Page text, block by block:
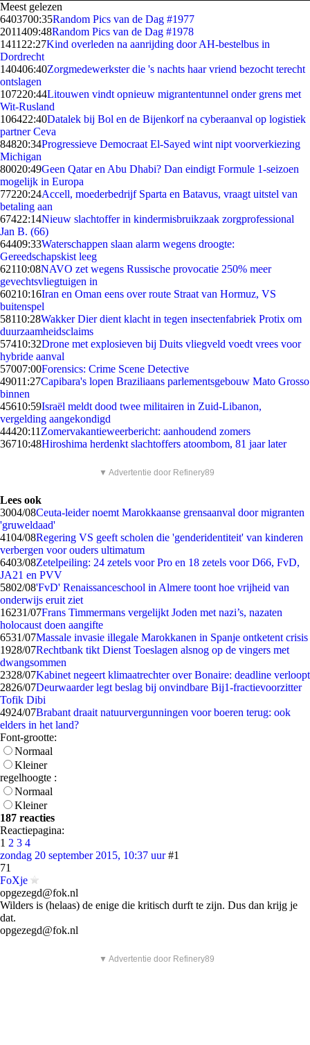
Meest gelezen
6403700:35Random Pics van de Dag #1977
2011409:48Random Pics van de Dag #1978
1411 22:27Kind overleden na aanrijding door AH-bestelbus in
Dordrecht
140406:40Zorgmedewerkster die 's nachts haar vriend bezocht terecht
ontslagen
107220:44Litouwen vindt opnieuw migrantentunnel onder grens met
Wit-Rusland
106422:40Datalek bij Bol en de Bijenkorf na cyberaanval op logistiek
partner Ceva
84820:34Progressieve Democraat El-Sayed wint nipt voorverkiezing
Michigan
80020:49Geen Qatar en Abu Dhabi? Dan eindigt Formule 1-seizoen
mogelijk in Europa
77220:24Accell, moederbedrijf Sparta en Batavus, vraagt uitstel van
betaling aan
67422:14Nieuw slachtoffer in kindermisbruikzaak zorgprofessional
Jan B. (66)
64409:33Waterschappen slaan alarm wegens droogte:
Gereedschapskist leeg
62110:08NAVO zet wegens Russische provocatie 250% meer
gevechtsvliegtuigen in
60210:16Iran en Oman eens over route Straat van Hormuz, VS
buitenspel
58110:28Wakker Dier dient klacht in tegen insectenfabriek Protix om
duurzaamheidsclaims
57410:32Drone met explosieven bij Duits vliegveld voedt vrees voor
hybride aanval
57007:00Forensics: Crime Scene Detective
49011:27Capibara's lopen Braziliaans parlementsgebouw Mato Grosso
binnen
45610:59Israël meldt dood twee militairen in Zuid-Libanon,
vergelding aangekondigd
44420:11 Zomervakantieweerbericht: aanhoudend zomers
36710:48Hiroshima herdenkt slachtoffers atoombom, 81 jaar later
▼ Advertentie door Refinery89
Lees ook
3004/08Ceuta-leider noemt Marokkaanse grensaanval door migranten
'gruweldaad'
4104/08Regering VS geeft scholen die 'genderidentiteit' van kinderen
verbergen voor ouders ultimatum
6403/08Zetelpeiling: 24 zetels voor Pro en 18 zetels voor D66, FvD,
JA21 en PVV
5802/08'FvD' Renaissanceschool in Almere toont hoe vrijheid van
onderwijs eruit ziet
16231/07Frans Timmermans vergelijkt Joden met nazi’s, nazaten
holocaust doen aangifte
6531/07Massale invasie illegale Marokkanen in Spanje ontketent crisis
1928/07Rechtbank tikt Dienst Toeslagen alsnog op de vingers met
dwangsommen
2328/07Kabinet negeert klimaatrechter over Bonaire: deadline verloopt
2826/07Deurwaarder legt beslag bij onvindbare Bij1-fractievoorzitter
Tofik Dibi
4924/07Brabant draait natuurvergunningen voor boeren terug: ook
elders in het land?
Font-grootte:
Normaal
Kleiner
regelhoogte :
Normaal
Kleiner
187 reacties
Reactiepagina:
1 2 3 4
zondag 20 september 2015, 10:37 uur #1
71
FoXje
opgezegd@fok.nl
Wilders is (helaas) de enige die kritisch durft te zijn. Dus dan krijg je
dat.
opgezegd@fok.nl
▼ Advertentie door Refinery89